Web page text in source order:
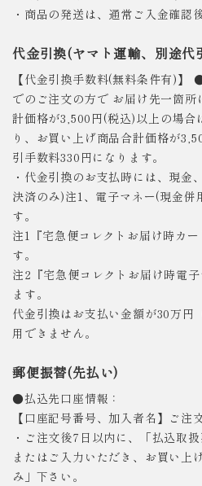
・商品の発送は、通常ご入金確認
代金引換(ヤマト運輸、別途代
【代金引換手数料(無料条件有)
でのご注文の方で お届け先一箇
計価格が3,500円(税込)以上の場合
り、お買い上げ商品合計価格が
引手数料330円になります。
・代金引換のお支払時には、現金
決済のみ)注1、電子マネー(現金併
す。
注1『宅急便コレクトお届け時カ
す。
注2『宅急便コレクトお届け時電
ます。
代金引換はお支払い金額が30万円
用できません。
郵便振替(先払い)
●払込先口座情報：
【口座記号番号、加入者名】ご
・ご注文後7日以内に、「払込取
またはご入力いただき、お買い上
み」下さい。